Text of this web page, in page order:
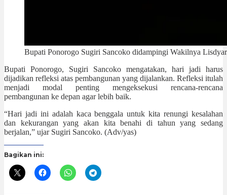
Bupati Ponorogo Sugiri Sancoko didampingi Wakilnya
Bupati Ponorogo, Sugiri Sancoko mengatakan, hari jadi harus
dijadikan refleksi atas pembangunan yang dijalankan. Refleksi itulah
menjadi modal penting mengeksekusi rencana-rencana
pembangunan ke depan agar lebih baik.
“Hari jadi ini adalah kaca benggala untuk kita renungi kesalahan
dan kekurangan yang akan kita benahi di tahun yang sedang
berjalan,” ujar Sugiri Sancoko. (Adv/yas)
Bagikan ini: